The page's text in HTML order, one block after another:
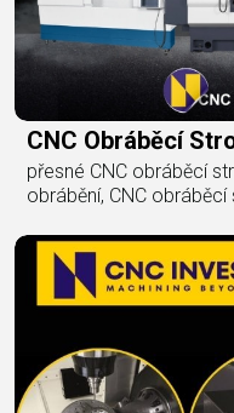
CNC Obráběcí
přesné CNC obráběcí
obrábění, CNC obráběcí